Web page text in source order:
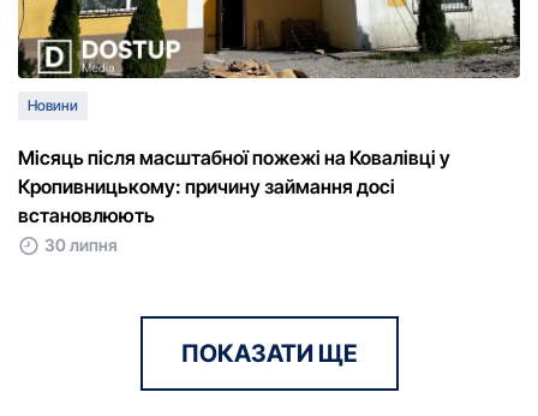
Новини
Місяць після масштабної пожежі на Ковалівці у
Кропивницькому: причину займання досі
встановлюють
30 липня
ПОКАЗАТИ ЩЕ